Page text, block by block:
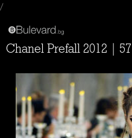
/
Chanel Prefall 2012 | 57